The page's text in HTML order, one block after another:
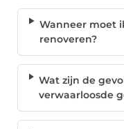
Wanneer moet
renoveren?
Wat zijn de
verwaarloosde